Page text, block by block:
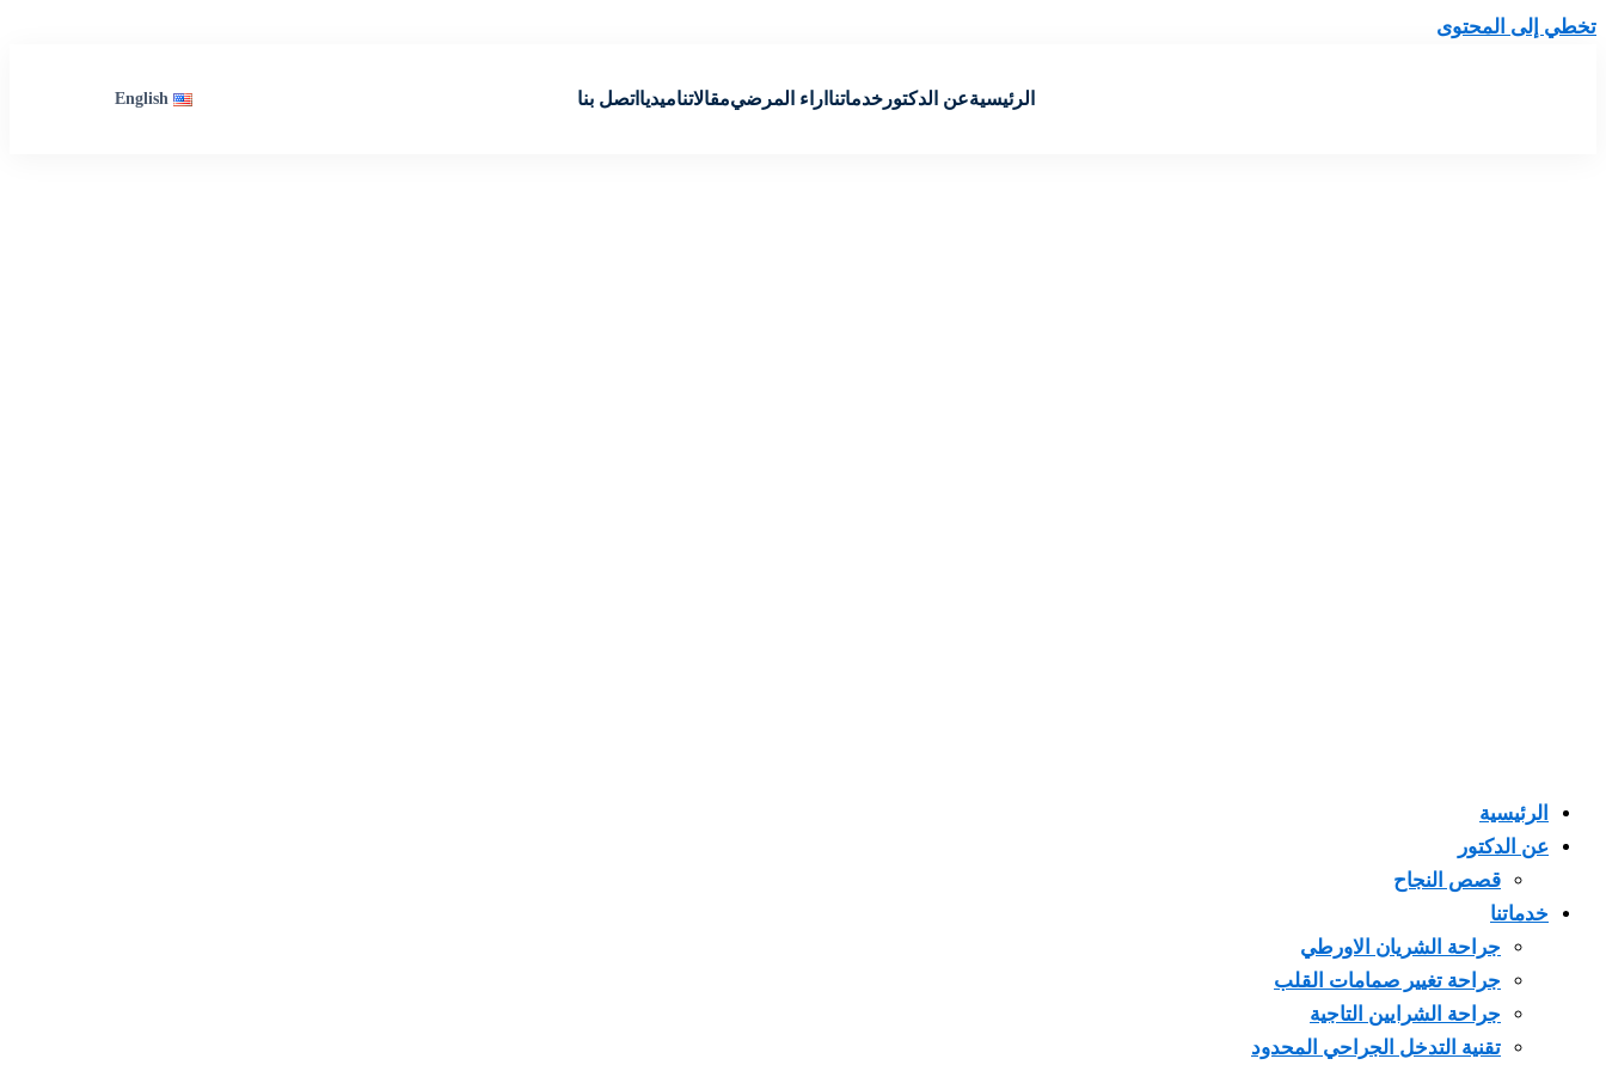
تخطي إلى المحتوى
الرئيسيةعن الدكتور خدماتنا اراء المرضيمقالاتناميديا اتصل بنا English
الرئيسية
عن الدكتور
قصص النجاح
خدماتنا
جراحة الشريان الاورطي
جراحة تغيير صمامات القلب
جراحة الشرايين التاجية
تقنية التدخل الجراحي المحدود